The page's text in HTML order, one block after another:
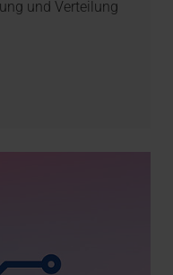
und Verteilung